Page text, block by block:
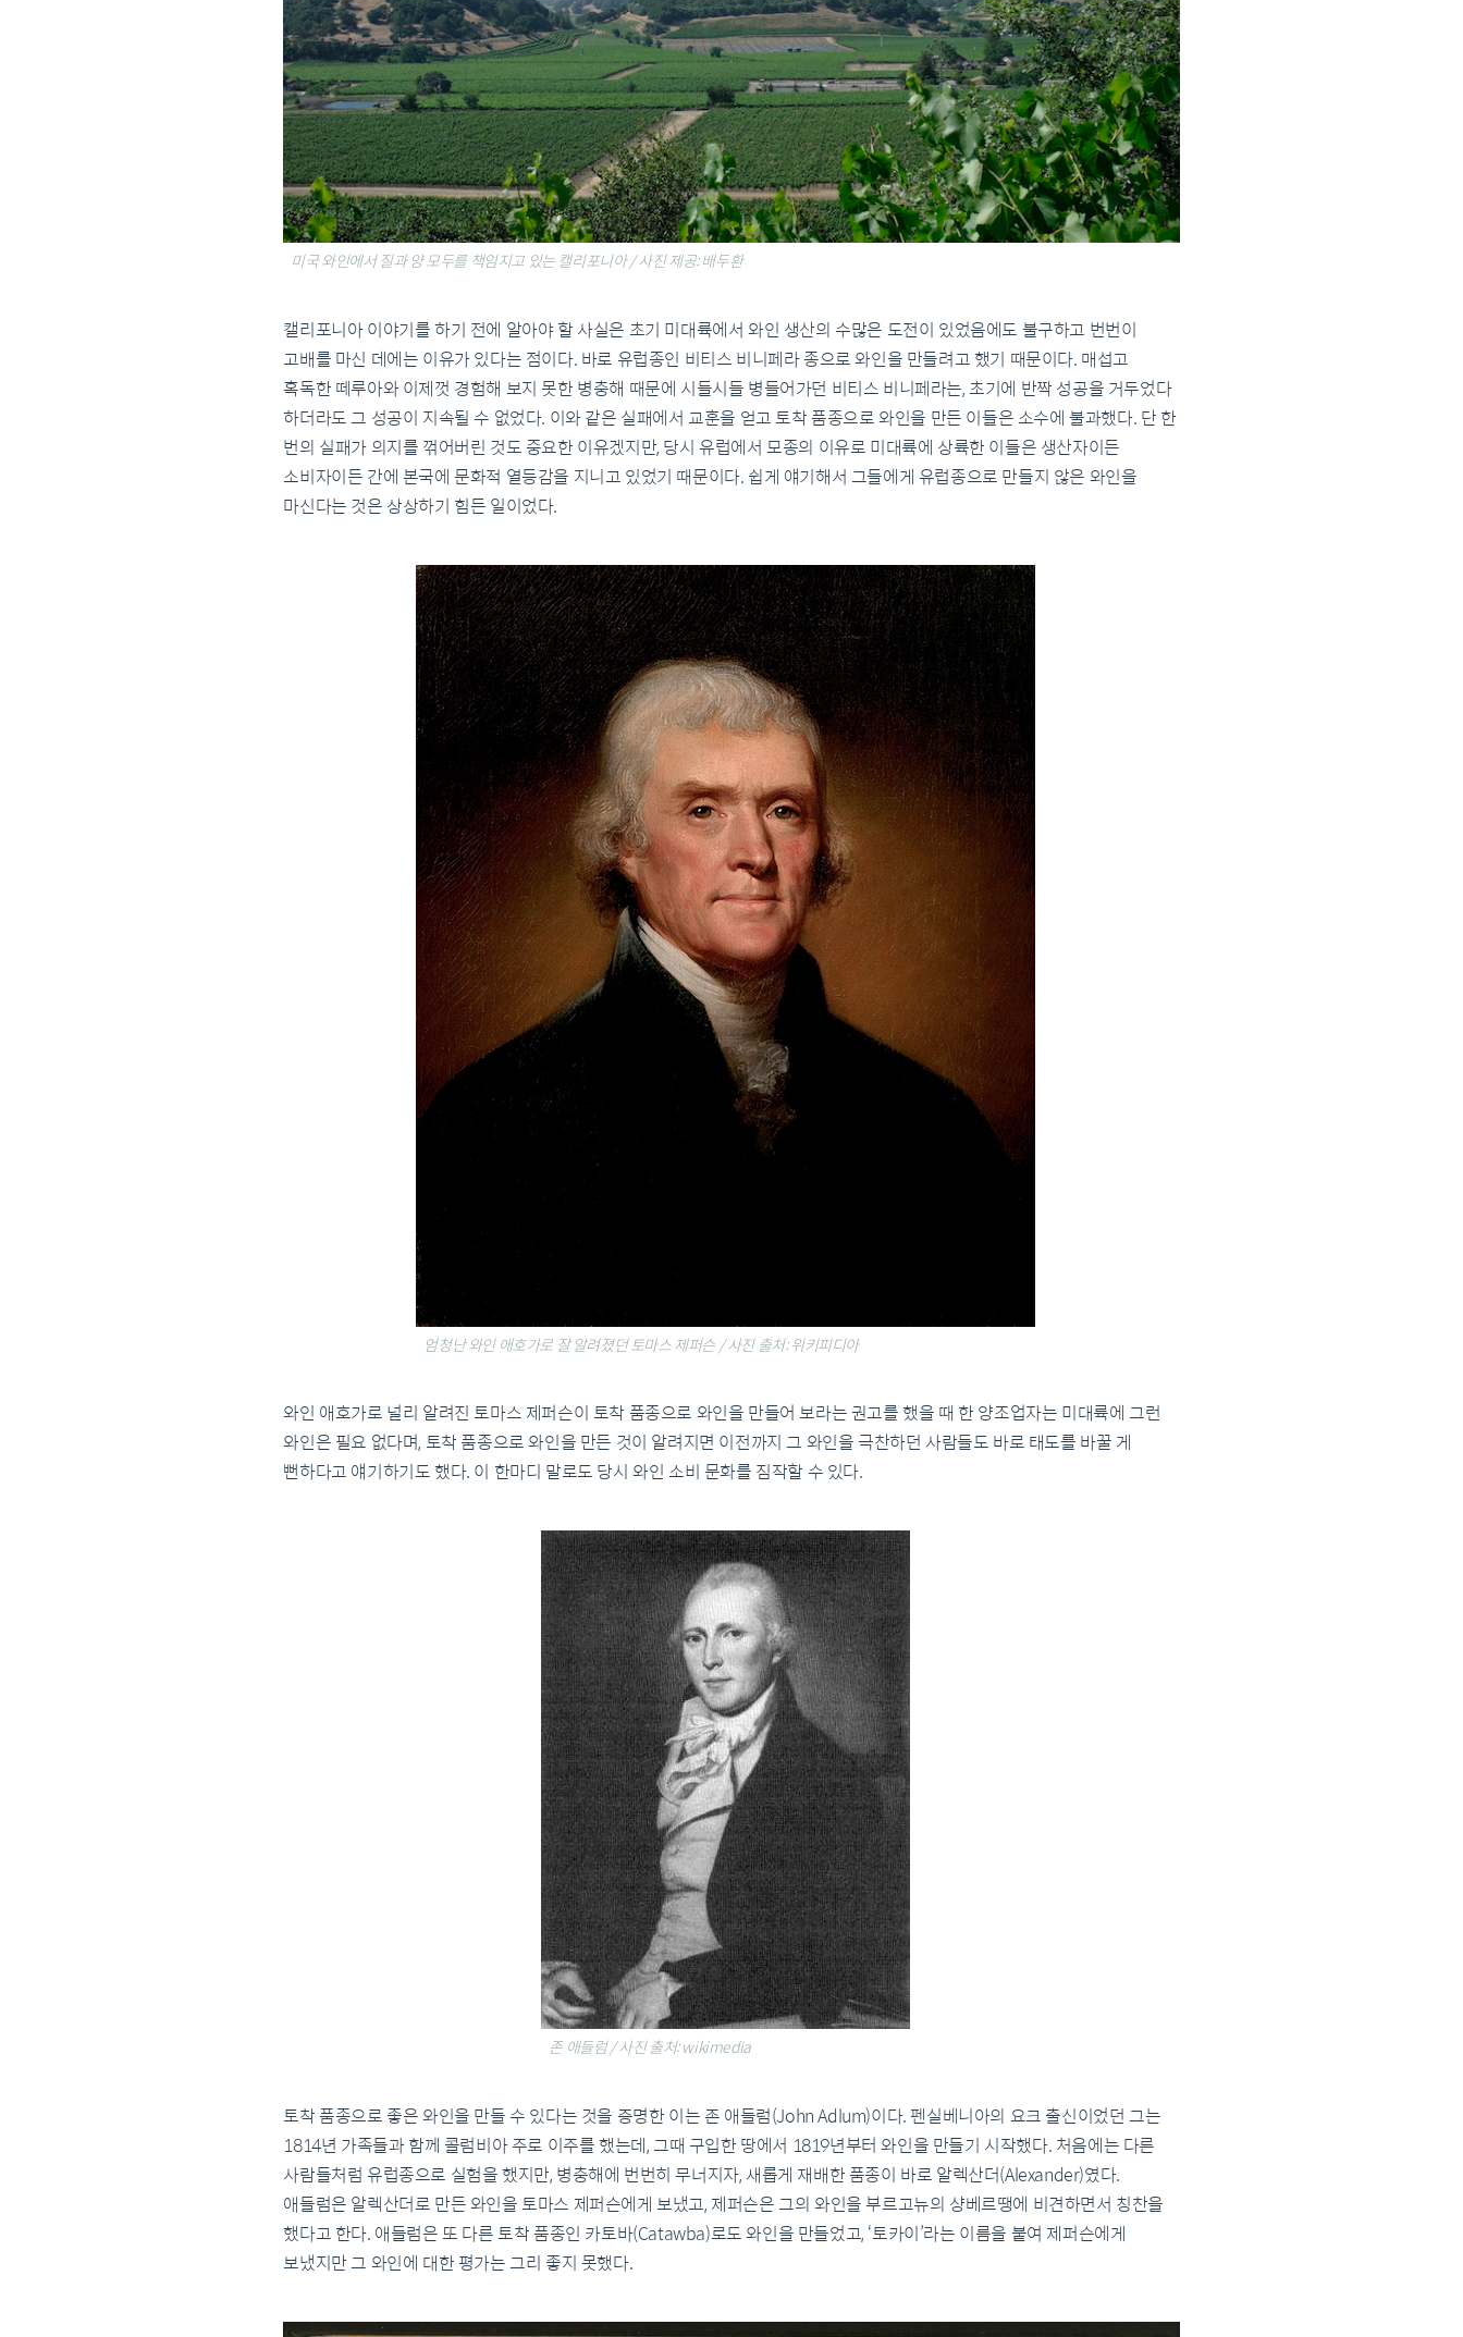
미국 와인에서 질과 양 모두를 책임지고 있는 캘리포니아 / 사진 제공: 배두환
캘리포니아 이야기를 하기 전에 알아야 할 사실은 초기 미대륙에서 와인 생산의 수많은 도전이 있었음에도 불구하고 번번이
고배를 마신 데에는 이유가 있다는 점이다. 바로 유럽종인 비티스 비니페라 종으로 와인을 만들려고 했기 때문이다. 매섭고
혹독한 떼루아와 이제껏 경험해 보지 못한 병충해 때문에 시들시들 병들어가던 비티스 비니페라는, 초기에 반짝 성공을 거두었다
하더라도 그 성공이 지속될 수 없었다. 이와 같은 실패에서 교훈을 얻고 토착 품종으로 와인을 만든 이들은 소수에 불과했다. 단 한
번의 실패가 의지를 꺾어버린 것도 중요한 이유겠지만, 당시 유럽에서 모종의 이유로 미대륙에 상륙한 이들은 생산자이든
소비자이든 간에 본국에 문화적 열등감을 지니고 있었기 때문이다. 쉽게 얘기해서 그들에게 유럽종으로 만들지 않은 와인을
마신다는 것은 상상하기 힘든 일이었다.
엄청난 와인 애호가로 잘 알려졌던 토마스 제퍼슨 / 사진 출처: 위키피디아
와인 애호가로 널리 알려진 토마스 제퍼슨이 토착 품종으로 와인을 만들어 보라는 권고를 했을 때 한 양조업자는 미대륙에 그런
와인은 필요 없다며, 토착 품종으로 와인을 만든 것이 알려지면 이전까지 그 와인을 극찬하던 사람들도 바로 태도를 바꿀 게
뻔하다고 얘기하기도 했다. 이 한마디 말로도 당시 와인 소비 문화를 짐작할 수 있다.
존 애들럼 / 사진 출처: wikimedia
토착 품종으로 좋은 와인을 만들 수 있다는 것을 증명한 이는 존 애들럼(John Adlum)이다. 펜실베니아의 요크 출신이었던 그는
1814년 가족들과 함께 콜럼비아 주로 이주를 했는데, 그때 구입한 땅에서 1819년부터 와인을 만들기 시작했다. 처음에는 다른
사람들처럼 유럽종으로 실험을 했지만, 병충해에 번번히 무너지자, 새롭게 재배한 품종이 바로 알렉산더(Alexander)였다.
애들럼은 알렉산더로 만든 와인을 토마스 제퍼슨에게 보냈고, 제퍼슨은 그의 와인을 부르고뉴의 샹베르땡에 비견하면서 칭찬을
했다고 한다. 애들럼은 또 다른 토착 품종인 카토바(Catawba)로도 와인을 만들었고, ‘토카이’라는 이름을 붙여 제퍼슨에게
보냈지만 그 와인에 대한 평가는 그리 좋지 못했다.